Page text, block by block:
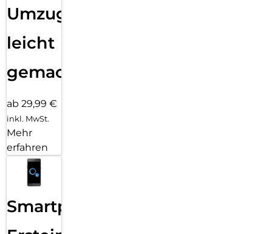
Umzug
leicht
gemacht!
ab 29,99 €
inkl. MwSt.
Mehr
erfahren
Smartphone